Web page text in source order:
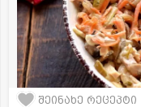
შეინახე რეცეპტი